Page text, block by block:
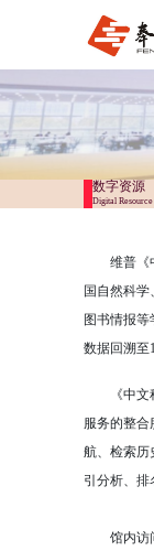
数字资源
Digital Resource
地方文献
维普《中
国自然科
图书情报等
数据回溯至
《中文科
服务的整
航、检索历
引分析、排
馆内访